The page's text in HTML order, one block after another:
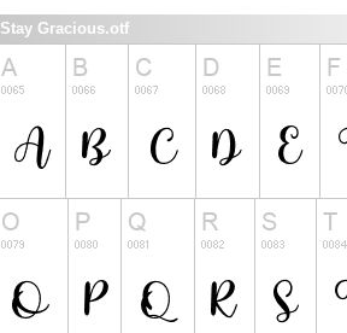
Stay Gracious.otf